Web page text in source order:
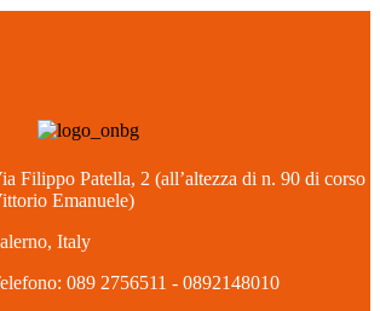
Filippo Patella, 2 (all’altezza di n. 90 di corso
Emanuele)
Italy
089 2756511 - 0892148010